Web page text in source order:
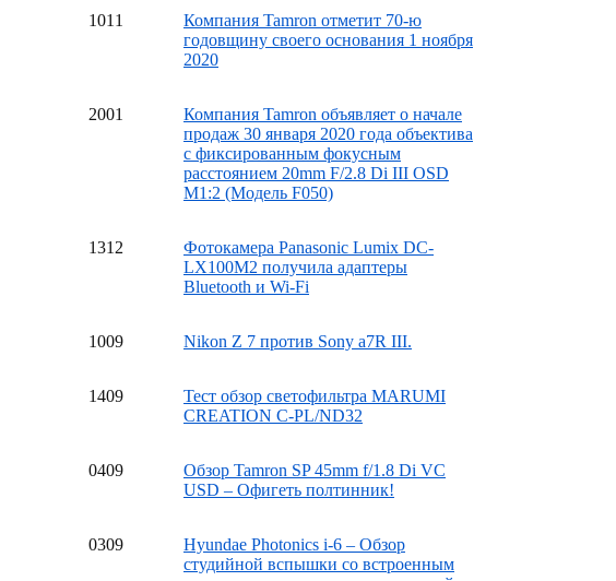
1011
Компания Tamron отметит 70-ю
годовщину своего основания 1 ноября
2020
2001
Компания Tamron объявляет о начале
продаж 30 января 2020 года объектива
с фиксированным фокусным
расстоянием 20mm F/2.8 Di III OSD
M1:2 (Модель F050)
1312
Фотокамера Panasonic Lumix DC-
LX100M2 получила адаптеры
Bluetooth и Wi-Fi
1009 Nikon Z 7 против Sony a7R III.
1409
Тест обзор светофильтра MARUMI
CREATION C-PL/ND32
0409
Обзор Tamron SP 45mm f/1.8 Di VC
USD – Офигеть полтинник!
0309
Hyundae Photonics i-6 – Обзор
студийной вспышки со встроенным